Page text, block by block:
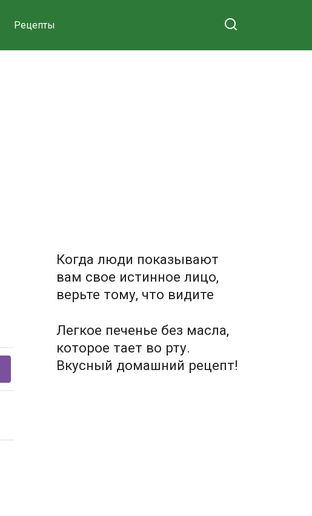
Рецепты
Когда люди показывают
вам свое истинное лицо,
верьте тому, что видите
Легкое печенье без масла,
которое тает во рту.
Вкусный домашний рецепт!